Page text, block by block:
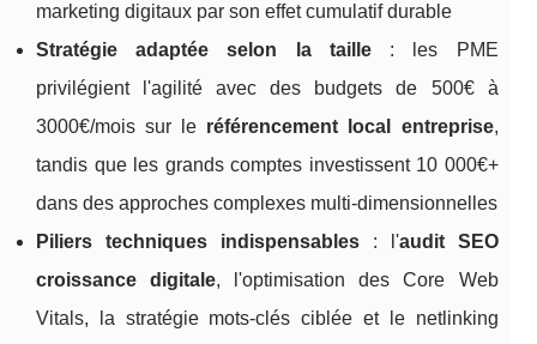
marketing digitaux par son effet cumulatif durable
Stratégie adaptée selon la taille: les PME
privilégient l'agilité avec des budgets de 500€ à
3000€/mois sur le référencement local entreprise,
tandis que les grands comptes investissent 10 000€+
dans des approches complexes multi-dimensionnelles
Piliers techniques indispensables: l'audit SEO
croissance digitale, l'optimisation des Core Web
Vitals, la stratégie mots-clés ciblée et le netlinking